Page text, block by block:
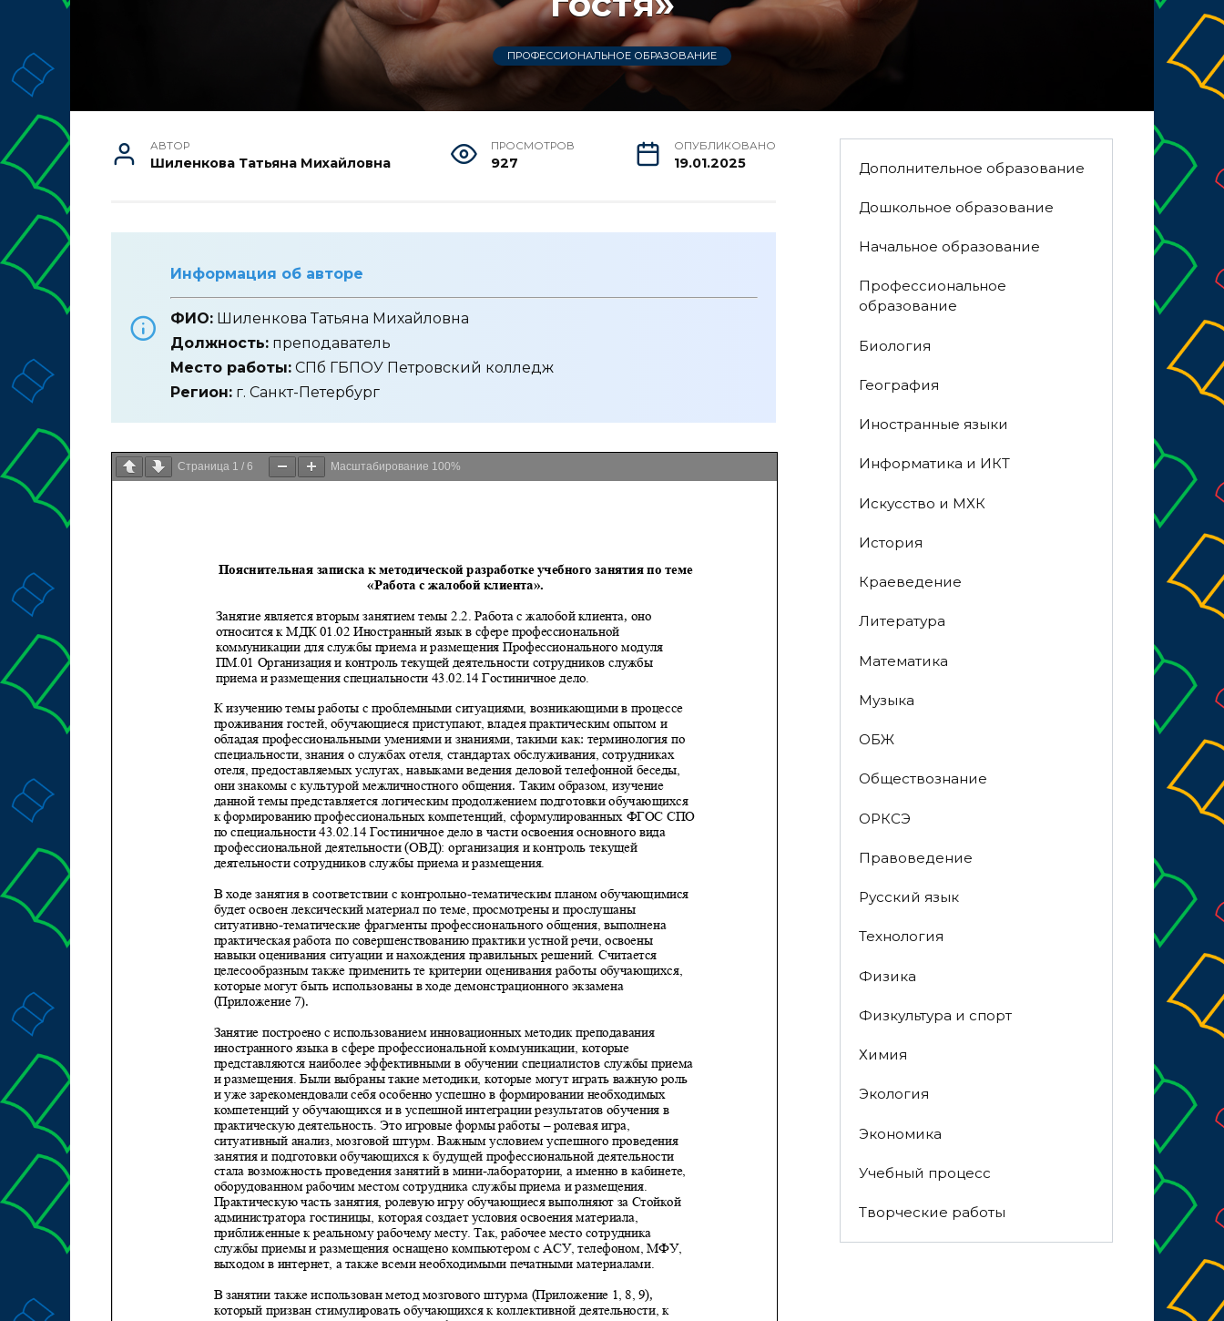
ПРОФЕССИОНАЛЬНОЕ ОБРАЗОВАНИЕ
АВТОР
Шиленкова Татьяна Михайловна
ПРОСМОТРОВ
927
ОПУБЛИКОВАНО
19.01.2025
Информация об авторе
ФИО: Шиленкова Татьяна Михайловна
Должность: преподаватель
Место работы: СПб ГБПОУ Петровский колледж
Регион: г. Санкт-Петербург
Страница 1 / 6 Масштабирование 100%
Дополнительное образование
Дошкольное образование
Начальное образование
Профессиональное
образование
Биология
География
Иностранные языки
Информатика и ИКТ
Искусство и МХК
История
Краеведение
Литература
Математика
Музыка
ОБЖ
Обществознание
ОРКСЭ
Правоведение
Русский язык
Технология
Физика
Физкультура и спорт
Химия
Экология
Экономика
Учебный процесс
Творческие работы